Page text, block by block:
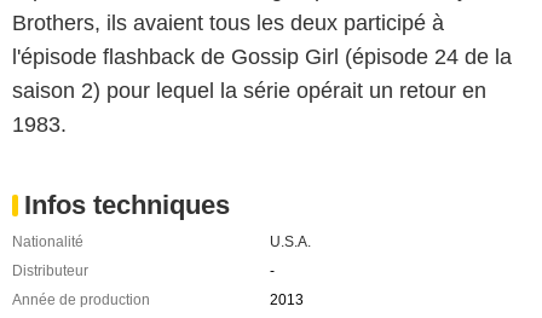
Brothers, ils avaient tous les deux participé à
l'épisode flashback de Gossip Girl (épisode 24 de la
saison 2) pour lequel la série opérait un retour en
1983.
Infos techniques
Nationalité
U.S.A.
Distributeur
-
Année de production
2013